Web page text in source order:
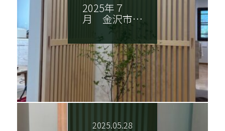
2025年７
月 金沢市…
2025.05.28